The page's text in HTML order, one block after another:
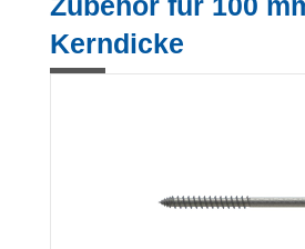
Kerndicke